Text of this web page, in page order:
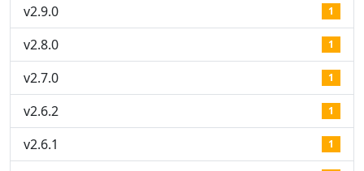
v2.9.0 1
v2.8.0 1
v2.7.0 1
v2.6.2 1
v2.6.1 1